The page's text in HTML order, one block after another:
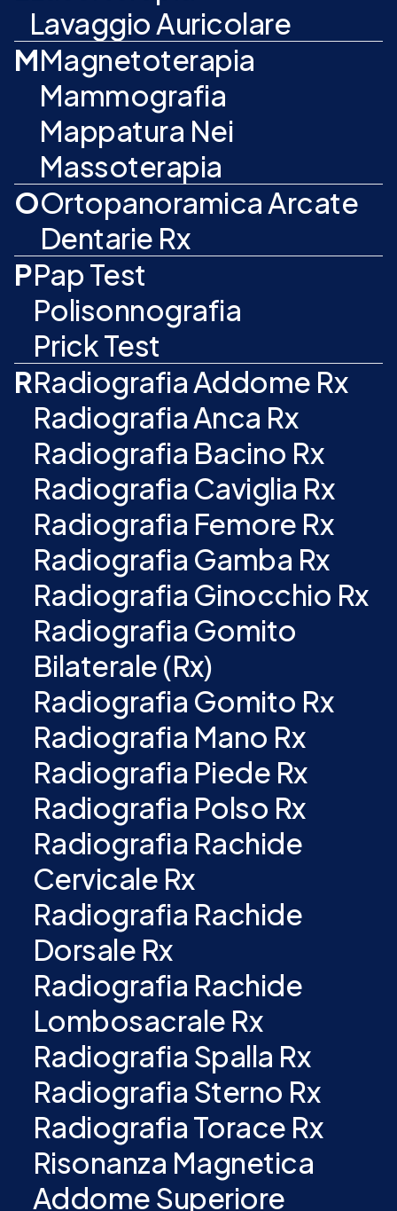
Lavaggio Auricolare
MMagnetoterapia
Mammografia
Mappatura Nei
Massoterapia
OOrtopanoramica Arcate
Dentarie Rx
PPap Test
Polisonnografia
Prick Test
RRadiografia Addome Rx
Radiografia Anca Rx
Radiografia Bacino Rx
Radiografia Caviglia Rx
Radiografia Femore Rx
Radiografia Gamba Rx
Radiografia Ginocchio Rx
Radiografia Gomito
Bilaterale (Rx)
Radiografia Gomito Rx
Radiografia Mano Rx
Radiografia Piede Rx
Radiografia Polso Rx
Radiografia Rachide
Cervicale Rx
Radiografia Rachide
Dorsale Rx
Radiografia Rachide
Lombosacrale Rx
Radiografia Spalla Rx
Radiografia Sterno Rx
Radiografia Torace Rx
Risonanza Magnetica
Addome Superiore